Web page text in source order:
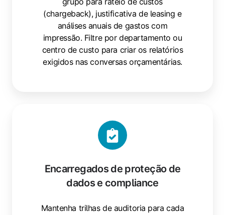
(chargeback), justificativa de leasing e
análises anuais de gastos com
impressão. Filtre por departamento ou
centro de custo para criar os relatórios
exigidos nas conversas orçamentárias.
Encarregados de proteção de
dados e compliance
Mantenha trilhas de auditoria para cada